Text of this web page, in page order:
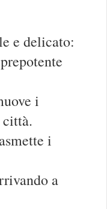
e delicato:
i
i
a